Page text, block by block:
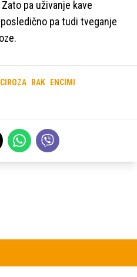
pa uživanje kave
pa tudi tveganje
CIROZA RAK ENCIMI